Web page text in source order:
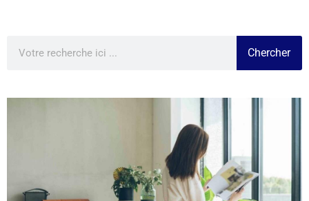
Chercher